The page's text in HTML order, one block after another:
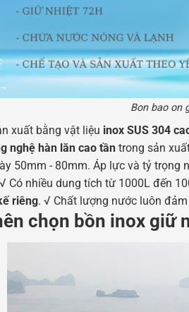
Bon bao on
xuất bằng vật liệu inox SUS 304
nghệ hàn lăn cao tầntrong sản
50mm - 80mm. Áp lực và tỷ
Có nhiều dung tích từ 1000L đến
riêng. √ Chất lượng nước luôn
chọn bồn inox giữ